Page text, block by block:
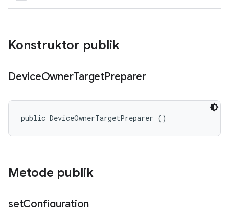
Konstruktor publik
DeviceOwnerTargetPreparer
public DeviceOwnerTargetPreparer ()
Metode publik
setConfiguration